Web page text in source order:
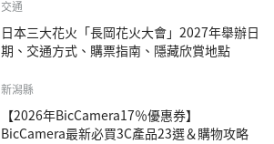
交通
日本三大花火「長岡花火大會」2027年舉辦日
期、交通方式、購票指南、隱藏欣賞地點
新潟縣
【2026年BicCamera17％優惠券】
BicCamera最新必買3C產品23選＆購物攻略